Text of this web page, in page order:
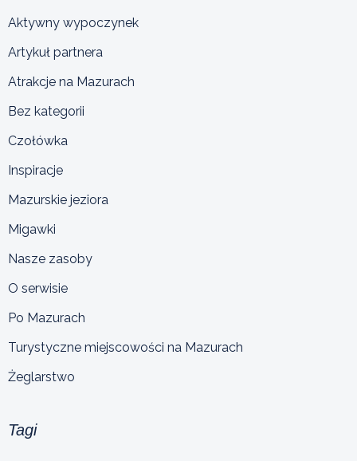
Aktywny wypoczynek
Artykuł partnera
Atrakcje na Mazurach
Bez kategorii
Czołówka
Inspiracje
Mazurskie jeziora
Migawki
Nasze zasoby
O serwisie
Po Mazurach
Turystyczne miejscowości na Mazurach
Żeglarstwo
Tagi